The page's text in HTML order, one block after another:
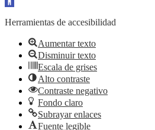
Herramientas de accesibilidad
Aumentar texto
Disminuir texto
Escala de grises
Alto contraste
Contraste negativo
Fondo claro
Subrayar enlaces
Fuente legible